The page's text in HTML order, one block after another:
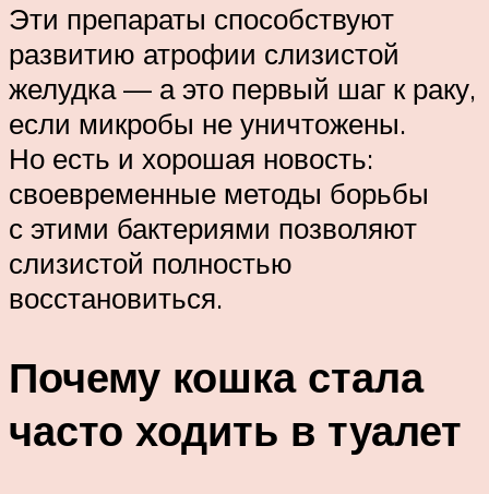
Эти препараты способствуют
развитию атрофии слизистой
желудка — а это первый шаг к раку,
если микробы не уничтожены.
Но есть и хорошая новость:
своевременные методы борьбы
с этими бактериями позволяют
слизистой полностью
восстановиться.
Почему кошка стала
часто ходить в туалет